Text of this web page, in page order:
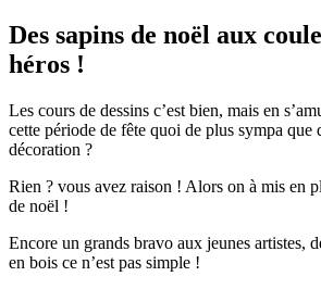
Des sapins de noël aux
héros !
Les cours de dessins c’est bien, mais en
cette période de fête quoi de plus sympa que
décoration ?
Rien ? vous avez raison ! Alors on à mis en
de noël !
Encore un grands bravo aux jeunes artistes,
en bois ce n’est pas simple !